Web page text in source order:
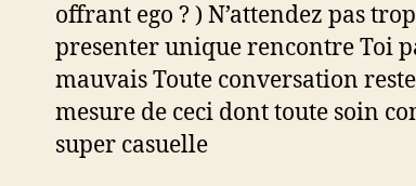
offrant ego ? ) N’attendez pas
presenter unique rencontre Toi
mauvais Toute conversation
mesure de ceci dont toute soin
super casuelle